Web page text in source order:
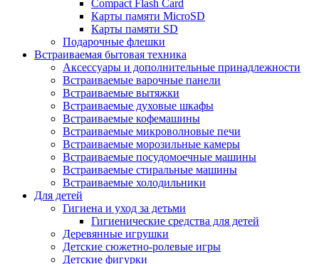
Compact Flash Card
Карты памяти MicroSD
Карты памяти SD
Подарочные флешки
Встраиваемая бытовая техника
Аксессуары и дополнительные принадлежности
Встраиваемые варочные панели
Встраиваемые вытяжки
Встраиваемые духовые шкафы
Встраиваемые кофемашины
Встраиваемые микроволновые печи
Встраиваемые морозильные камеры
Встраиваемые посудомоечные машины
Встраиваемые стиральные машины
Встраиваемые холодильники
Для детей
Гигиена и уход за детьми
Гигиенические средства для детей
Деревянные игрушки
Детские сюжетно-ролевые игры
Детские фигурки